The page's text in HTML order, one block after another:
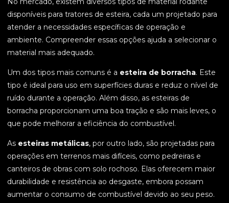
disponíveis para tratores de esteira, cada um projetado para
atender a necessidades específicas de operação e
ambiente. Compreender essas opções ajuda a selecionar o
material mais adequado.
Um dos tipos mais comuns é a esteira de borracha. Este
tipo é ideal para uso em superfícies duras e reduz o nível de
ruído durante a operação. Além disso, as esteiras de
borracha proporcionam uma boa tração e são mais leves, o
que pode melhorar a eficiência do combustível.
As esteiras metálicas, por outro lado, são projetadas para
operações em terrenos mais difíceis, como pedreiras e
canteiros de obras com solo rochoso. Elas oferecem maior
durabilidade e resistência ao desgaste, embora possam
aumentar o consumo de combustível devido ao seu peso.